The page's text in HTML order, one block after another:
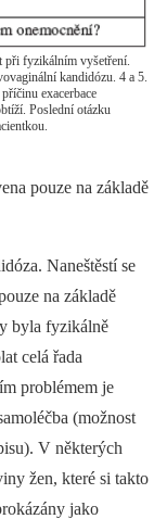
při fyzikálním vyšetření.
kandidózu. 4 a 5.
exacerbace
Poslední otázku
pouze na základě
Naneštěstí se
na základě
byla fyzikálně
celá řada
problémem je
(možnost
V některých
žen, které si takto
jako